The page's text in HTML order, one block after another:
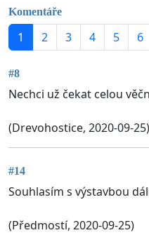
Komentáře
1 2 3 4 5 6
#8
Nechci už čekat celou
(Drevohostice, 2020-09-25)
#14
Souhlasím s výstavbou
(Předmostí, 2020-09-25)